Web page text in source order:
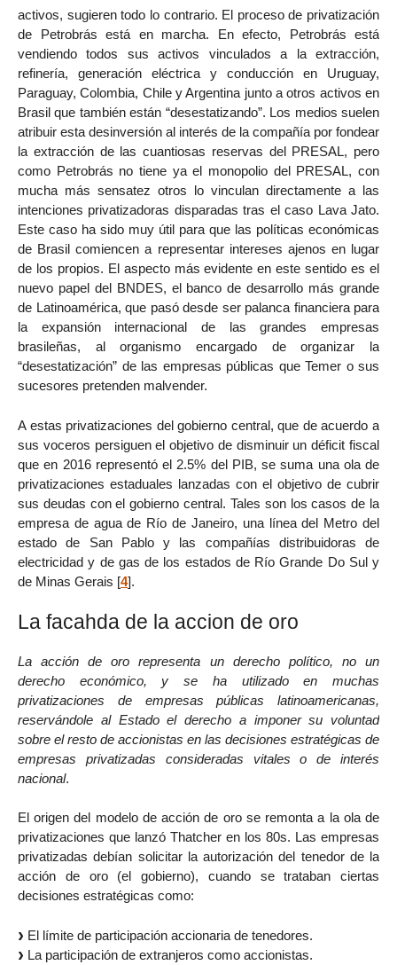
activos, sugieren todo lo contrario. El proceso de privatización
de Petrobrás está en marcha. En efecto, Petrobrás está
vendiendo todos sus activos vinculados a la extracción,
refinería, generación eléctrica y conducción en Uruguay,
Paraguay, Colombia, Chile y Argentina junto a otros activos en
Brasil que también están “desestatizando”. Los medios suelen
atribuir esta desinversión al interés de la compañía por fondear
la extracción de las cuantiosas reservas del PRESAL, pero
como Petrobrás no tiene ya el monopolio del PRESAL, con
mucha más sensatez otros lo vinculan directamente a las
intenciones privatizadoras disparadas tras el caso Lava Jato.
Este caso ha sido muy útil para que las políticas económicas
de Brasil comiencen a representar intereses ajenos en lugar
de los propios. El aspecto más evidente en este sentido es el
nuevo papel del BNDES, el banco de desarrollo más grande
de Latinoamérica, que pasó desde ser palanca financiera para
la expansión internacional de las grandes empresas
brasileñas, al organismo encargado de organizar la
“desestatización” de las empresas públicas que Temer o sus
sucesores pretenden malvender.
A estas privatizaciones del gobierno central, que de acuerdo a
sus voceros persiguen el objetivo de disminuir un déficit fiscal
que en 2016 representó el 2.5% del PIB, se suma una ola de
privatizaciones estaduales lanzadas con el objetivo de cubrir
sus deudas con el gobierno central. Tales son los casos de la
empresa de agua de Río de Janeiro, una línea del Metro del
estado de San Pablo y las compañías distribuidoras de
electricidad y de gas de los estados de Río Grande Do Sul y
de Minas Gerais [4].
La facahda de la accion de oro
La acción de oro representa un derecho político, no un
derecho económico, y se ha utilizado en muchas
privatizaciones de empresas públicas latinoamericanas,
reservándole al Estado el derecho a imponer su voluntad
sobre el resto de accionistas en las decisiones estratégicas de
empresas privatizadas consideradas vitales o de interés
nacional.
El origen del modelo de acción de oro se remonta a la ola de
privatizaciones que lanzó Thatcher en los 80s. Las empresas
privatizadas debían solicitar la autorización del tenedor de la
acción de oro (el gobierno), cuando se trataban ciertas
decisiones estratégicas como:
El límite de participación accionaria de tenedores.
La participación de extranjeros como accionistas.